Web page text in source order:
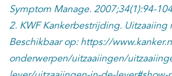
Symptom Manage. 2007;34(1):94-
2. KWF Kankerbestrijding. Uitzaaiing
Beschikbaar op: https://
onderwerpen/uitzaaiingen/